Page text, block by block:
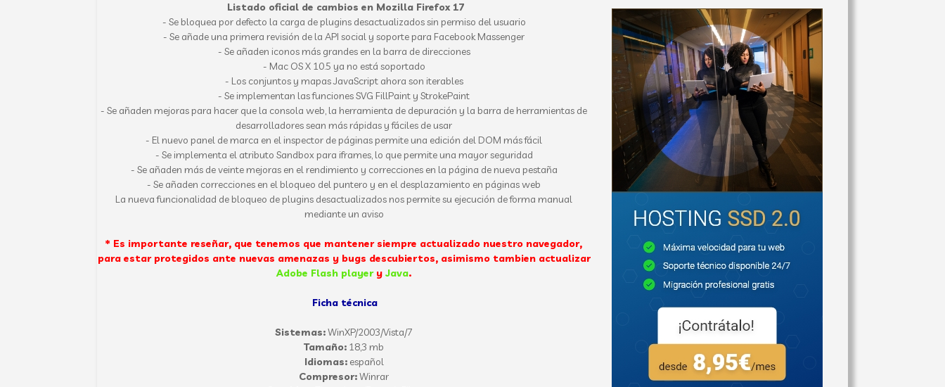
Listado oficial de cambios en Mozilla Firefox 17
- Se bloquea por defecto la carga de plugins desactualizados sin permiso del usuario
- Se añade una primera revisión de la API social y soporte para Facebook Massenger
- Se añaden iconos más grandes en la barra de direcciones
- Mac OS X 10.5 ya no está soportado
- Los conjuntos y mapas JavaScript ahora son iterables
- Se implementan las funciones SVG FillPaint y StrokePaint
- Se añaden mejoras para hacer que la consola web, la herramienta de depuración y la barra de herramientas de
desarrolladores sean más rápidas y fáciles de usar
- El nuevo panel de marca en el inspector de páginas permite una edición del DOM más fácil
- Se implementa el atributo Sandbox para iframes, lo que permite una mayor seguridad
- Se añaden más de veinte mejoras en el rendimiento y correcciones en la página de nueva pestaña
- Se añaden correcciones en el bloqueo del puntero y en el desplazamiento en páginas web
La nueva funcionalidad de bloqueo de plugins desactualizados nos permite su ejecución de forma manual
mediante un aviso
* Es importante reseñar, que tenemos que mantener siempre actualizado nuestro navegador,
para estar protegidos ante nuevas amenazas y bugs descubiertos, asimismo tambien actualizar
Adobe Flash playery Java.
Ficha técnica
Sistemas:WinXP/2003/Vista/7
Tamaño: 18,3 mb
Idiomas:español
Compresor:Winrar